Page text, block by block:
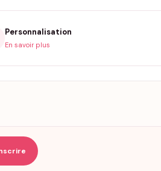
Personnalisation
En savoir plus